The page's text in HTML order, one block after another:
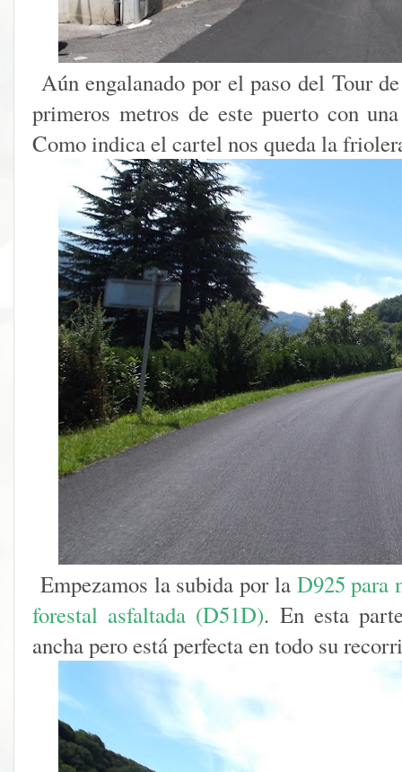
Aún engalanado por el paso del Tour
primeros metros de este puerto con
Como indica el cartel nos queda la
Empezamos la subida por la D925 para
forestal asfaltada (D51D). En esta
ancha pero está perfecta en todo su